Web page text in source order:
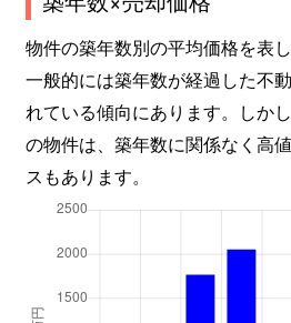
物件の築年数別の平均価格を表
一般的には築年数が経過した不
れている傾向にあります。しか
の物件は、築年数に関係なく高
スもあります。